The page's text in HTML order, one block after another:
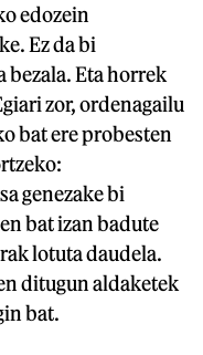
edozein
Ez da bi
bezala. Eta horrek
zor, ordenagailu
bat ere probesten
genezake bi
bat izan badute
lotuta daudela.
ditugun aldaketek
bat.